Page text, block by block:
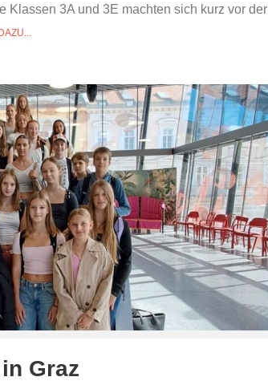
Klassen 3A und 3E machten sich kurz vor der
Graz